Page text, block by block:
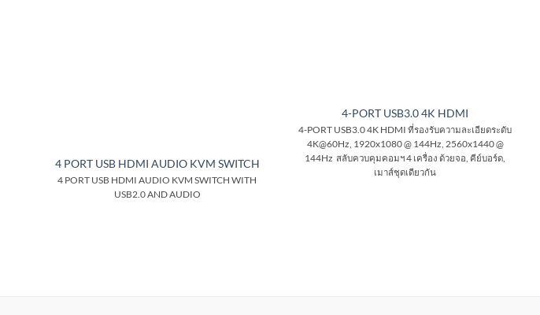
4 PORT USB HDMI AUDIO KVM SWITCH
4 PORT USB HDMI AUDIO KVM SWITCH WITH
USB2.0 AND AUDIO
4-PORT USB3.0 4K HDMI
4-PORT USB3.0 4K HDMI ที่รองรับความละเอียดระดับ
4K@60Hz, 1920x1080 @ 144Hz, 2560x1440 @
144Hz สลับควบคุมคอมฯ 4 เครื่อง ด้วยจอ, คีย์บอร์ด,
เมาส์ชุดเดียวกัน